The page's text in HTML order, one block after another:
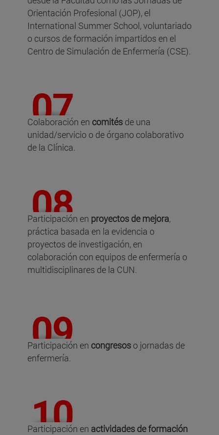
Orientación Profesional (JOP), el
International Summer School, voluntariado
o cursos de formación impartidos en el
Centro de Simulación de Enfermería (CSE).
Colaboración en comités de una
unidad/servicio o de órgano colaborativo
de la Clínica.
Participación en proyectos de mejora,
práctica basada en la evidencia o
proyectos de investigación, en
colaboración con equipos de enfermería o
multidisciplinares de la CUN.
Participación en congresos o jornadas de
enfermería.
Participación en actividades de formación